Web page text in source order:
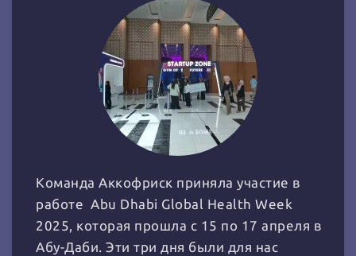
Команда Аккофриск приняла участие в
работе Abu Dhabi Global Health Week
2025, которая прошла с 15 по 17 апреля в
Абу-Даби. Эти три дня были для нас